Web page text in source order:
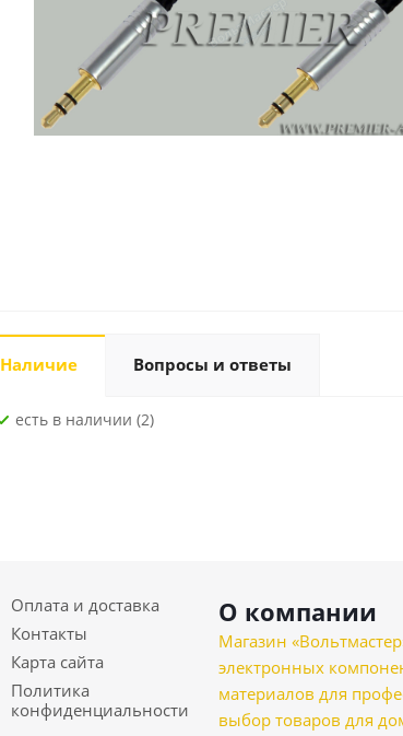
Наличие Вопросы и ответы
Есть в наличии (2)
Оплата и доставка
Контакты
Карта сайта
Политика
конфиденциальности
О компании
Магазин
электронных
материалов для
выбор товаров для